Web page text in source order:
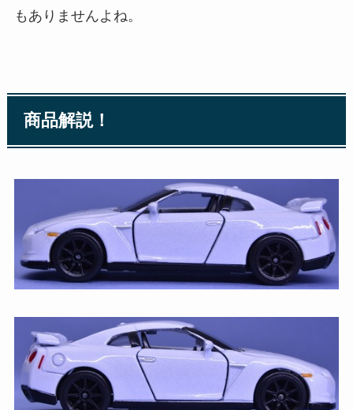
もありませんよね。
商品解説！